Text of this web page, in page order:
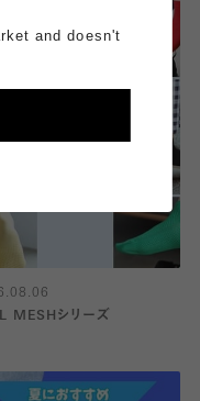
MESHシリーズ
and doesn't